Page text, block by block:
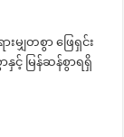
ျှတစွာ ဖြေရှင်း
နှင့် မြန်ဆန်စွာရရှိ